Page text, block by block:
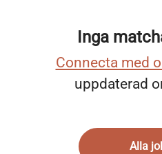
Inga
Connecta med
uppdaterad
Alla